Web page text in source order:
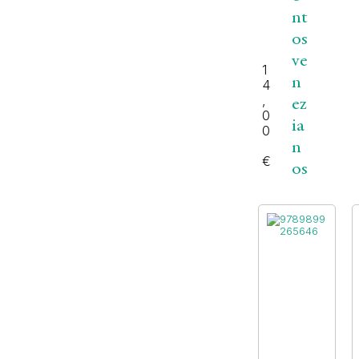
1
4
0
0
€
nt
os
ve
n
ez
ia
n
os